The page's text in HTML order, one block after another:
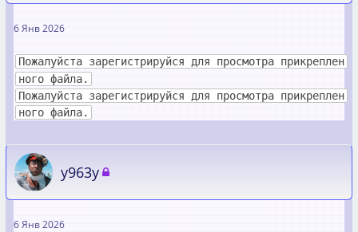
6 Янв 2026
Пожалуйста зарегистрируйся для просмотра прикреплен
ного файла.
Пожалуйста зарегистрируйся для просмотра прикреплен
ного файла.
y963y
6 Янв 2026